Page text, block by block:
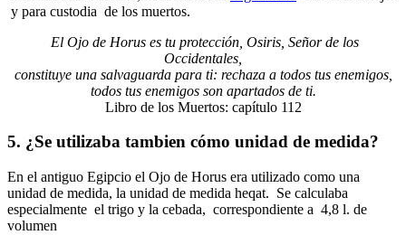
y para custodia de los muertos.
El Ojo de Horus es tu protección, Osiris, Señor de los
Occidentales,
constituye una salvaguarda para ti: rechaza a todos tus enemigos,
todos tus enemigos son apartados de ti.
Libro de los Muertos: capítulo 112
5. ¿Se utilizaba tambien cómo unidad de medida?
En el antiguo Egipcio el Ojo de Horus era utilizado como una
unidad de medida, la unidad de medida heqat. Se calculaba
especialmente el trigo y la cebada, correspondiente a 4,8 l. de
volumen